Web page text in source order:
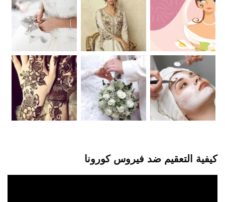
كيفية التعقيم ضد فيروس كورونا